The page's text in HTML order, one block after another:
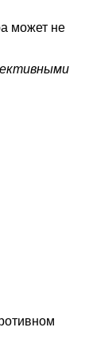
может не